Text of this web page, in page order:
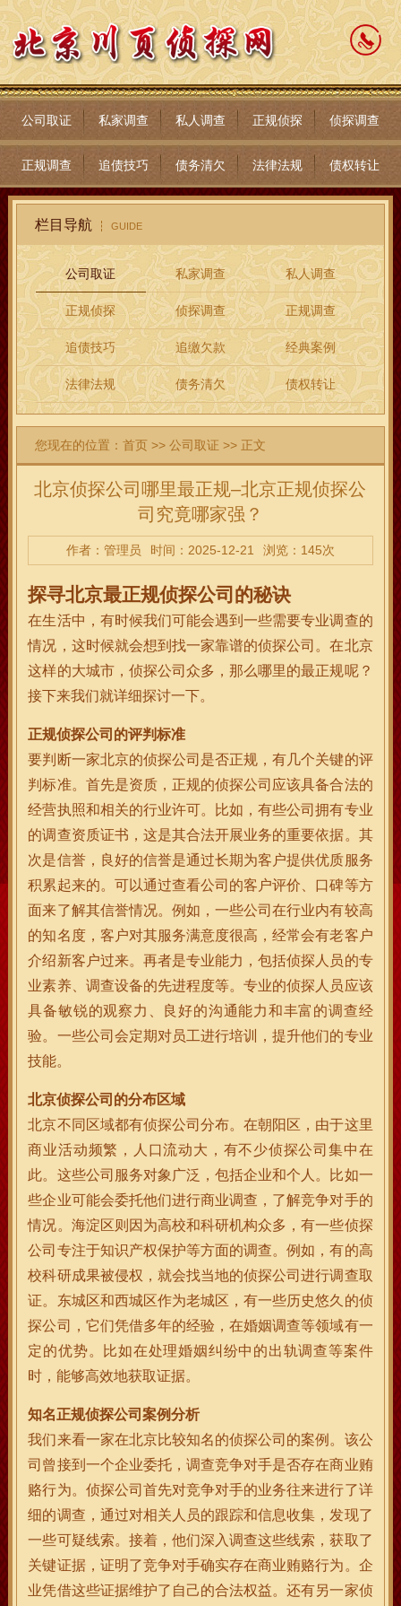
公司取证 私家调查 私人调查 正规侦探 侦探调查
正规调查 追债技巧 债务清欠 法律法规 债权转让
栏目导航 GUIDE
公司取证 私家调查 私人调查
正规侦探 侦探调查 正规调查
追债技巧 追缴欠款 经典案例
法律法规 债务清欠 债权转让
您现在的位置：首页 >>公司取证 >> 正文
北京侦探公司哪里最正规–北京正规侦探公
司究竟哪家强？
作者：管理员 时间：2025-12-21 浏览：145次
探寻北京最正规侦探公司的秘诀
在生活中，有时候我们可能会遇到一些需要专业调查的
情况，这时候就会想到找一家靠谱的侦探公司。在北京
这样的大城市，侦探公司众多，那么哪里的最正规呢？
接下来我们就详细探讨一下。
正规侦探公司的评判标准
要判断一家北京的侦探公司是否正规，有几个关键的评
判标准。首先是资质，正规的侦探公司应该具备合法的
经营执照和相关的行业许可。比如，有些公司拥有专业
的调查资质证书，这是其合法开展业务的重要依据。其
次是信誉，良好的信誉是通过长期为客户提供优质服务
积累起来的。可以通过查看公司的客户评价、口碑等方
面来了解其信誉情况。例如，一些公司在行业内有较高
的知名度，客户对其服务满意度很高，经常会有老客户
介绍新客户过来。再者是专业能力，包括侦探人员的专
业素养、调查设备的先进程度等。专业的侦探人员应该
具备敏锐的观察力、良好的沟通能力和丰富的调查经
验。一些公司会定期对员工进行培训，提升他们的专业
技能。
北京侦探公司的分布区域
北京不同区域都有侦探公司分布。在朝阳区，由于这里
商业活动频繁，人口流动大，有不少侦探公司集中在
此。这些公司服务对象广泛，包括企业和个人。比如一
些企业可能会委托他们进行商业调查，了解竞争对手的
情况。海淀区则因为高校和科研机构众多，有一些侦探
公司专注于知识产权保护等方面的调查。例如，有的高
校科研成果被侵权，就会找当地的侦探公司进行调查取
证。东城区和西城区作为老城区，有一些历史悠久的侦
探公司，它们凭借多年的经验，在婚姻调查等领域有一
定的优势。比如在处理婚姻纠纷中的出轨调查等案件
时，能够高效地获取证据。
知名正规侦探公司案例分析
我们来看一家在北京比较知名的侦探公司的案例。该公
司曾接到一个企业委托，调查竞争对手是否存在商业贿
赂行为。侦探公司首先对竞争对手的业务往来进行了详
细的调查，通过对相关人员的跟踪和信息收集，发现了
一些可疑线索。接着，他们深入调查这些线索，获取了
关键证据，证明了竞争对手确实存在商业贿赂行为。企
业凭借这些证据维护了自己的合法权益。还有另一家侦